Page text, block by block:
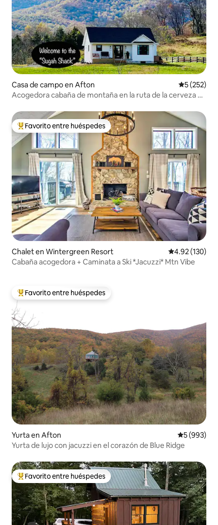
Casa de campo en Afton
5 (252)
Acogedora cabaña de montaña en la ruta de la cerveza y
De los mejores en Favorito entre huéspedes
Favorito entre huéspedes
Chalet en Wintergreen Resort Calificación
4.92 (130)
Cabaña acogedora + Caminata a Ski *Jacuzzi* Mtn Vibe
De los mejores en Favorito entre huéspedes
Favorito entre huéspedes
Yurta en Afton Calificación
5 (993)
Yurta de lujo con jacuzzi en el corazón de Blue Ridge
De los mejores en Favorito entre huéspedes
Favorito entre huéspedes